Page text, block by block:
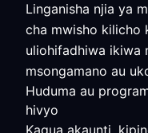
Linganisha njia ya
cha mwisho kilicho
uliohifadhiwa ikiwa
msongamano au
Huduma au
hivyo
Kagua akaunti,